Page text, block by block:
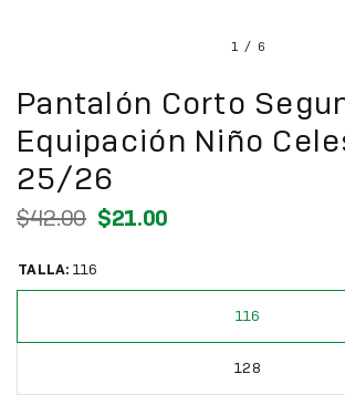
1 / 6
Pantalón Corto
Equipación Niño
25/26
$42.00 $21.00
TALLA: 116
116
128